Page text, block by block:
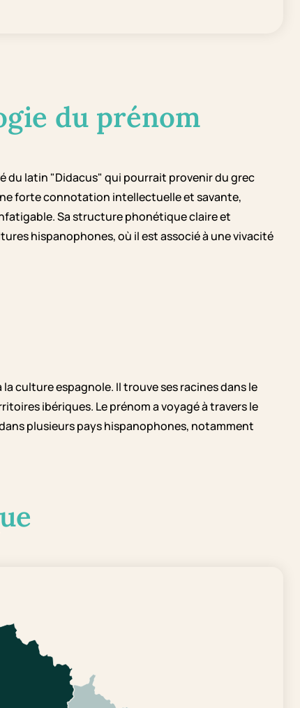
du prénom
du latin "Didacus" qui pourrait provenir du grec
forte connotation intellectuelle et savante,
Sa structure phonétique claire et
hispanophones, où il est associé à une vivacité
culture espagnole. Il trouve ses racines dans le
ibériques. Le prénom a voyagé à travers le
plusieurs pays hispanophones, notamment